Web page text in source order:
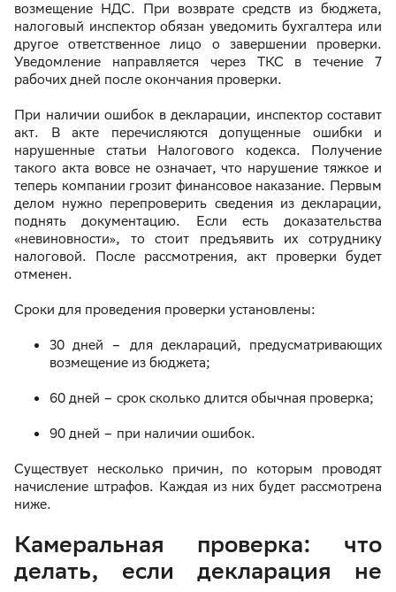
возмещение НДС. При возврате средств из бюджета,
налоговый инспектор обязан уведомить бухгалтера или
другое ответственное лицо о завершении проверки.
Уведомление направляется через ТКС в течение 7
рабочих дней после окончания проверки.
При наличии ошибок в декларации, инспектор составит
акт. В акте перечисляются допущенные ошибки и
нарушенные статьи Налогового кодекса. Получение
такого акта вовсе не означает, что нарушение тяжкое и
теперь компании грозит финансовое наказание. Первым
делом нужно перепроверить сведения из декларации,
поднять документацию. Если есть доказательства
«невиновности», то стоит предъявить их сотруднику
налоговой. После рассмотрения, акт проверки будет
отменен.
Сроки для проведения проверки установлены:
30 дней – для деклараций, предусматривающих
возмещение из бюджета;
60 дней – срок сколько длится обычная проверка;
90 дней – при наличии ошибок.
Существует несколько причин, по которым проводят
начисление штрафов. Каждая из них будет рассмотрена
ниже.
Камеральная проверка: что
делать, если декларация не